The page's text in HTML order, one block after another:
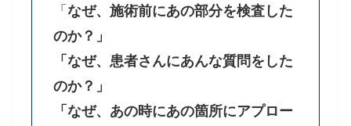
「なぜ、施術前にあの部分を検査した
のか？」
「なぜ、患者さんにあんな質問をした
のか？」
「なぜ、あの時にあの箇所にアプロー